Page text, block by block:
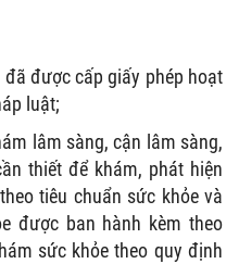
được cấp giấy phép hoạt
luật;
lâm sàng, cận lâm sàng,
thiết để khám, phát hiện
tiêu chuẩn sức khỏe và
được ban hành kèm theo
sức khỏe theo quy định